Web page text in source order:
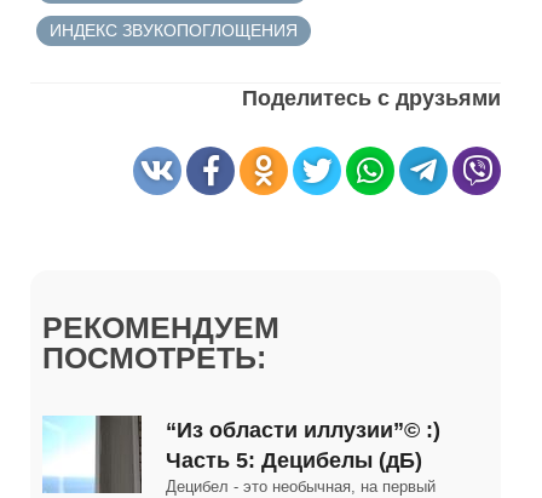
ИНДЕКС ЗВУКОПОГЛОЩЕНИЯ
Поделитесь с друзьями
РЕКОМЕНДУЕМ
ПОСМОТРЕТЬ:
“Из области иллузии”© :)
Часть 5: Децибелы (дБ)
Децибел - это необычная, на первый